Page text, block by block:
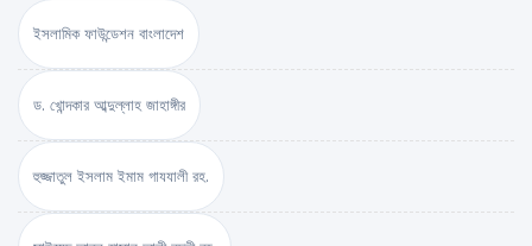
ইসলামিক ফাউন্ডেশন বাংলাদেশ
ড. খোন্দকার আব্দুল্লাহ জাহাঙ্গীর
হুজ্জাতুল ইসলাম ইমাম গাযযালী রহ.